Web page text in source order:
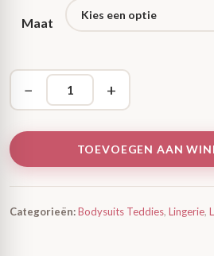
Maat
− +
TOEVOEGEN AAN
Categorieën:Bodysuits Teddies, Lingerie,